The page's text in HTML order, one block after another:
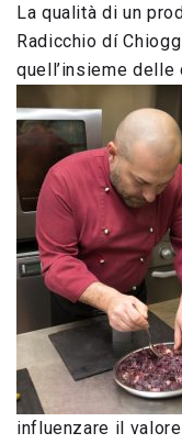
La qualità di un
Radicchio dí
quell’insieme
influenzare il